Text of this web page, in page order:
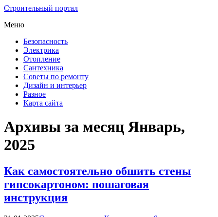
Строительный портал
Меню
Безопасность
Электрика
Отопление
Сантехника
Советы по ремонту
Дизайн и интерьер
Разное
Карта сайта
Архивы за месяц Январь,
2025
Как самостоятельно обшить стены
гипсокартоном: пошаговая
инструкция